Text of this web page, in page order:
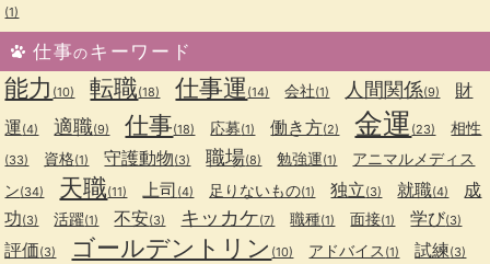
(1)
仕事のキーワード
能力 (10) 転職(18) 仕事運 (14) 会社(1) 人間関係(9)
財
運(4) 適職(9) 仕事(18) 応募(1) 働き方(2) 金運 (23) 相性
(33) 資格(1) 守護動物(3) 職場(8) 勉強運(1)
アニマルメディス
ン(34) 天職(11) 上司 (4) 足りないもの(1) 独立(3) 就職(4)
成
功(3) 活躍(1) 不安(3) キッカケ(7) 職種(1) 面接(1) 学び(3)
評価(3) ゴールデントリン (10) アドバイス (1) 試練(3)